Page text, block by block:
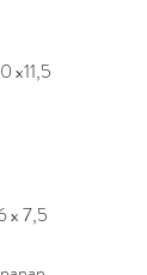
x11,5
x 7,5